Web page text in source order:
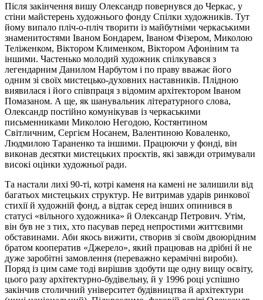
Після закінчення вишу Олександр повернувся до Черкас, у
стіни майстерень художнього фонду Спілки художників. Тут
йому випало пліч-о-пліч творити із майбутніми черкаськими
знаменитостями Іваном Бондарем, Іваном Фізером, Миколою
Теліженком, Віктором Клименком, Віктором Афоніним та
іншими. Частенько молодий художник спілкувався з
легендарним Данилом Нарбутом і по праву вважає його
одним зі своїх мистецько-духовних наставників. Плідною
виявилася і його співпраця з відомим архітектором Іваном
Помазаном. А ще, як шанувальник літературного слова,
Олександр постійно комунікував із черкаськими
письменниками Миколою Негодою, Костянтином
Світличним, Сергієм Носанем, Валентиною Коваленко,
Людмилою Тараненко та іншими. Працюючи у фонді, він
виконав десятки мистецьких проєктів, які завжди отримували
високі оцінки художньої ради.
Та настали лихі 90-ті, котрі каменя на камені не залишили від
багатьох мистецьких структур. Не витримав ударів ринкової
стихії й художній фонд, а відтак серед інших опинився в
статусі «вільного художника» й Олександр Петрович. Утім,
він був не з тих, хто пасував перед непростими життєвими
обставинами. Аби якось вижити, створив зі своїм двоюрідним
братом кооператив «Джерело», який працював на дрібні й не
дуже заробітні замовлення (переважно керамічні вироби).
Поряд із цим саме тоді вирішив здобути ще одну вищу освіту,
цього разу архітектурно-будівельну, й у 1996 році успішно
закінчив столичний університет будівництва й архітектури